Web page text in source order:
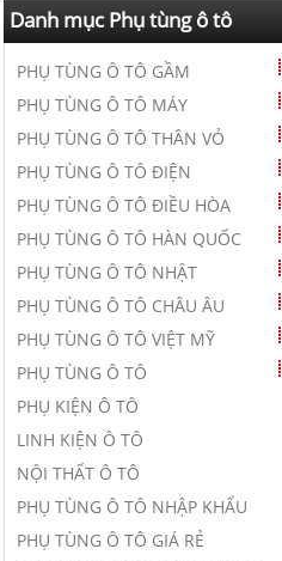
Danh mục Phụ tùng ô tô
PHỤ TÙNG Ô TÔ GẦM
PHỤ TÙNG Ô TÔ MÁY
PHỤ TÙNG Ô TÔ THÂN VỎ
PHỤ TÙNG Ô TÔ ĐIỆN
PHỤ TÙNG Ô TÔ ĐIỀU HÒA
PHỤ TÙNG Ô TÔ HÀN QUỐC
PHỤ TÙNG Ô TÔ NHẬT
PHỤ TÙNG Ô TÔ CHÂU ÂU
PHỤ TÙNG Ô TÔ VIỆT MỸ
PHỤ TÙNG Ô TÔ
PHỤ KIỆN Ô TÔ
LINH KIỆN Ô TÔ
NỘI THẤT Ô TÔ
PHỤ TÙNG Ô TÔ NHẬP KHẨU
PHỤ TÙNG Ô TÔ GIÁ RẺ